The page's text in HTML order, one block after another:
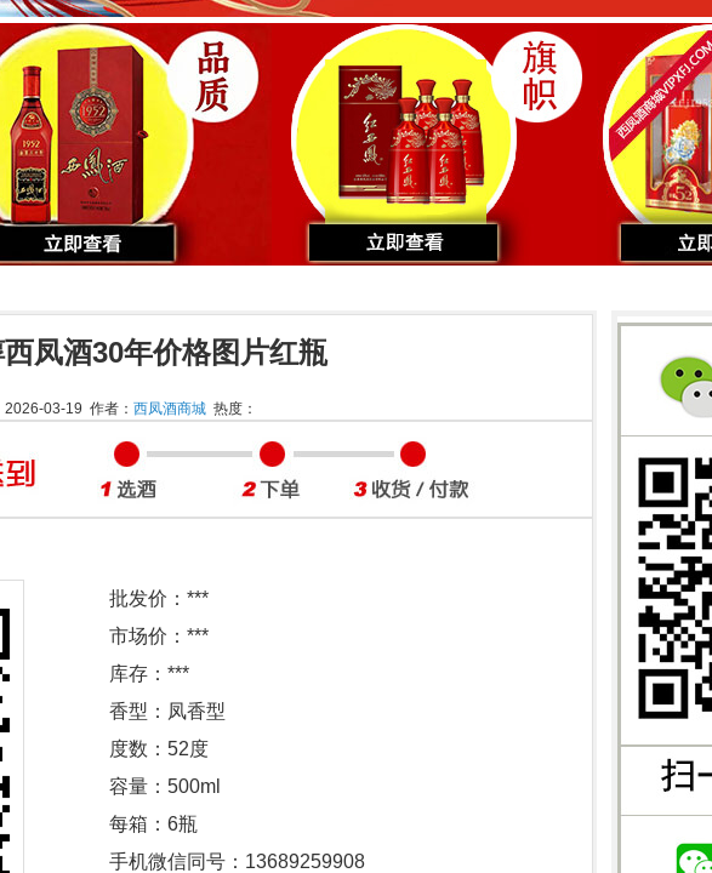
凤酒30年价格图片红瓶
2026-03-19 作者： 西凤酒商城热度：
批发价： ***
市场价： ***
库存： ***
香型：凤香型
度数：52度
容量：500ml
每箱：6瓶
手机微信同号：13689259908